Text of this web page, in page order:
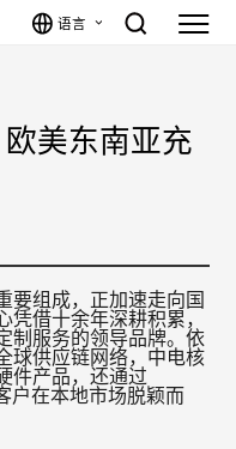
语言
美东南亚充
要组成，正加速走向国
借十余年深耕积累，
制服务的领导品牌。依
球供应链网络，中电核
件产品，还通过
户在本地市场脱颖而